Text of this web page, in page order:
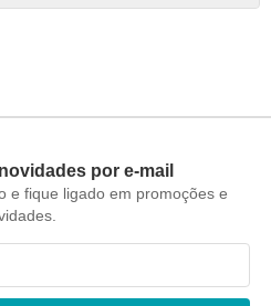
por e-mail
e fique ligado em promoções e